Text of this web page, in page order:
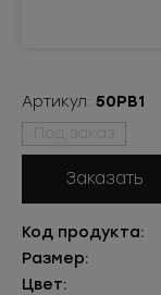
Артикул: 50РВ1
Под заказ
Заказать
Код продукта:
Размер:
Цвет: